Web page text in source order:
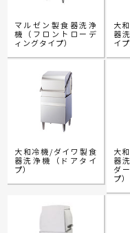
マルゼン製食器洗浄
機（フロントローデ
ィングタイプ）
大
器
イプ
大和冷機/ダイワ製食
器洗浄機（ドアタイ
プ）
大
器
ダ
プ）